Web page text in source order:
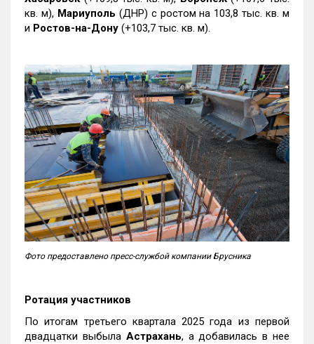
кв. м), Мариуполь (ДНР) с ростом на 103,8 тыс. кв. м
и Ростов-на-Дону (+103,7 тыс. кв. м).
Фото предоставлено пресс-службой компании Брусника
Ротация участников
По итогам третьего квартала 2025 года из первой
двадцатки выбыла Астрахань, а добавилась в нее